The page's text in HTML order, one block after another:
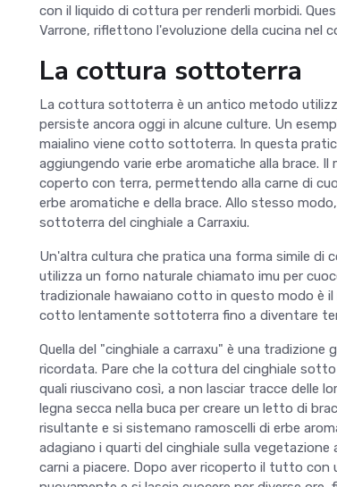
con il liquido di cottura per renderli morbidi.
Varrone, riflettono l'evoluzione della cucina nel
La cottura sottoterra
La cottura sottoterra è un antico metodo
persiste ancora oggi in alcune culture. Un
maialino viene cotto sottoterra. In questa
aggiungendo varie erbe aromatiche alla brace.
coperto con terra, permettendo alla carne di
erbe aromatiche e della brace. Allo stesso
sottoterra del cinghiale a Carraxiu.
Un'altra cultura che pratica una forma simile di
utilizza un forno naturale chiamato imu per
tradizionale hawaiano cotto in questo modo è
cotto lentamente sottoterra fino a diventare
Quella del "cinghiale a carraxu" è una
ricordata. Pare che la cottura del cinghiale
quali riuscivano così, a non lasciar tracce delle
legna secca nella buca per creare un letto di
risultante e si sistemano ramoscelli di erbe
adagiano i quarti del cinghiale sulla
carni a piacere. Dopo aver ricoperto il tutto